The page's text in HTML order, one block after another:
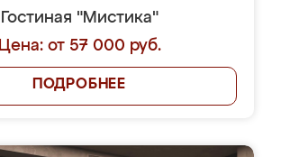
Гостиная "Мистика"
Цена: от 57 000 руб.
ПОДРОБНЕЕ